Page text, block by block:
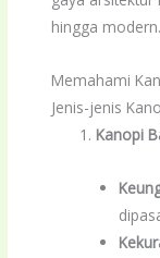
hingga modern.
Memahami
Jenis-jenis
Kanopi